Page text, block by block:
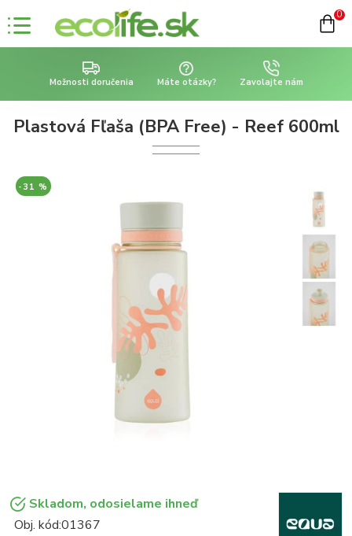
0
Možnosti doručenia Máte otázky? Zavolajte nám
Plastová Fľaša (BPA Free) - Reef 600ml
-31 %
Skladom, odosielame ihneď
Obj. kód:01367